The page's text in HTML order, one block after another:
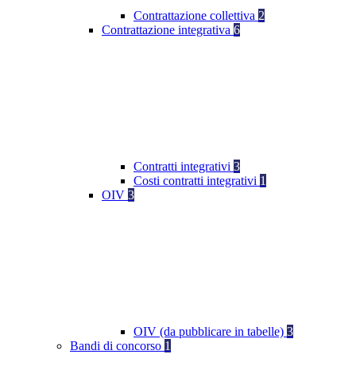
Contrattazione collettiva 2
Contrattazione integrativa 6
Contratti integrativi 3
Costi contratti integrativi 1
OIV 3
OIV (da pubblicare in tabelle) 3
Bandi di concorso 1